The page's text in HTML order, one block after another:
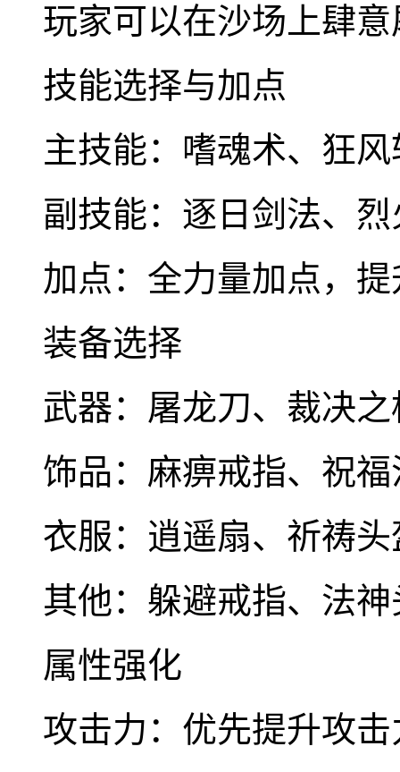
玩家可以在沙场上肆
技能选择与加点
主技能：嗜魂术、狂
副技能：逐日剑法、
加点：全力量加点，
装备选择
武器：屠龙刀、裁决之
饰品：麻痹戒指、祝福
衣服：逍遥扇、祈祷头
其他：躲避戒指、法神
属性强化
攻击力：优先提升攻